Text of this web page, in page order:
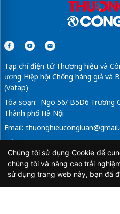
Tạp chí điện tử Thương hiệu và
ương Hiệp hội Chống hàng giả và
(Vatap)
Tòa soạn: Ngõ 56/ B5D6 Trương
Thành phố Hà Nội
Email:
Tổng Biên Tập: Vũ Đức Thuận
Giấy phép hoạt động báo chí
Thông tin và Truyền thông cấp
Chúng tôi sử dụng Cookie để
chúng tôi và nâng cao trải
sử dụng trang web này, bạn đã